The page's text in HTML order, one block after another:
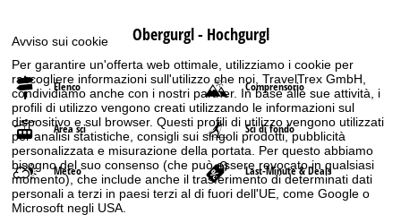
Avviso sui cookie
Per garantire un'offerta web ottimale, utilizziamo i cookie per
raccogliere informazioni sull'utilizzo che noi, TravelTrex GmbH,
condividiamo anche con i nostri partner. In base alle sue attività, i
profili di utilizzo vengono creati utilizzando le informazioni sul
dispositivo e sul browser. Questi profili di utilizzo vengono utilizzati
per analisi statistiche, consigli sui singoli prodotti, pubblicità
personalizzata e misurazione della portata. Per questo abbiamo
bisogno del suo consenso (che può essere revocato in qualsiasi
momento), che include anche il trasferimento di determinati dati
personali a terzi in paesi terzi al di fuori dell'UE, come Google o
Microsoft negli USA.
Obergurgl - Hochgurgl
Elenco Comprensorio
Area sci Sci di fondo
Meteo Last-Minute & Deals